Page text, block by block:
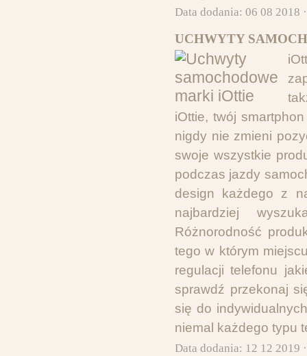
Data dodania: 06 08 2018
UCHWYTY
iOttie, twój
nigdy nie zmieni
swoje wszystkie
podczas jazdy
design każdego z
najbardziej
Różnorodność
tego w którym
regulacji telefonu
sprawdź przekonaj
się do
niemal każdego typu
Data dodania: 12 12 2019